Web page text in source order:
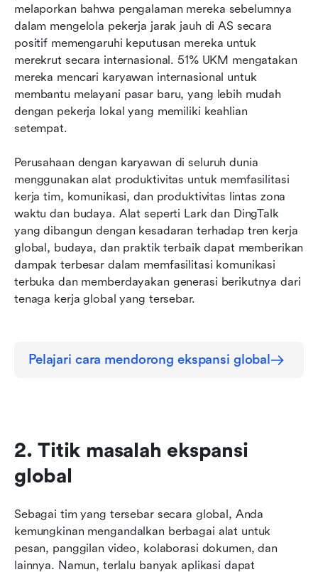
melaporkan bahwa pengalaman mereka sebelumnya
dalam mengelola pekerja jarak jauh di AS secara
positif memengaruhi keputusan mereka untuk
merekrut secara internasional. 51% UKM mengatakan
mereka mencari karyawan internasional untuk
membantu melayani pasar baru, yang lebih mudah
dengan pekerja lokal yang memiliki keahlian
setempat.
Perusahaan dengan karyawan di seluruh dunia
menggunakan alat produktivitas untuk memfasilitasi
kerja tim, komunikasi, dan produktivitas lintas zona
waktu dan budaya. Alat seperti Lark dan DingTalk
yang dibangun dengan kesadaran terhadap tren kerja
global, budaya, dan praktik terbaik dapat memberikan
dampak terbesar dalam memfasilitasi komunikasi
terbuka dan memberdayakan generasi berikutnya dari
tenaga kerja global yang tersebar.
Pelajari cara mendorong ekspansi global
2. Titik masalah ekspansi
global
Sebagai tim yang tersebar secara global, Anda
kemungkinan mengandalkan berbagai alat untuk
pesan, panggilan video, kolaborasi dokumen, dan
lainnya. Namun, terlalu banyak aplikasi dapat